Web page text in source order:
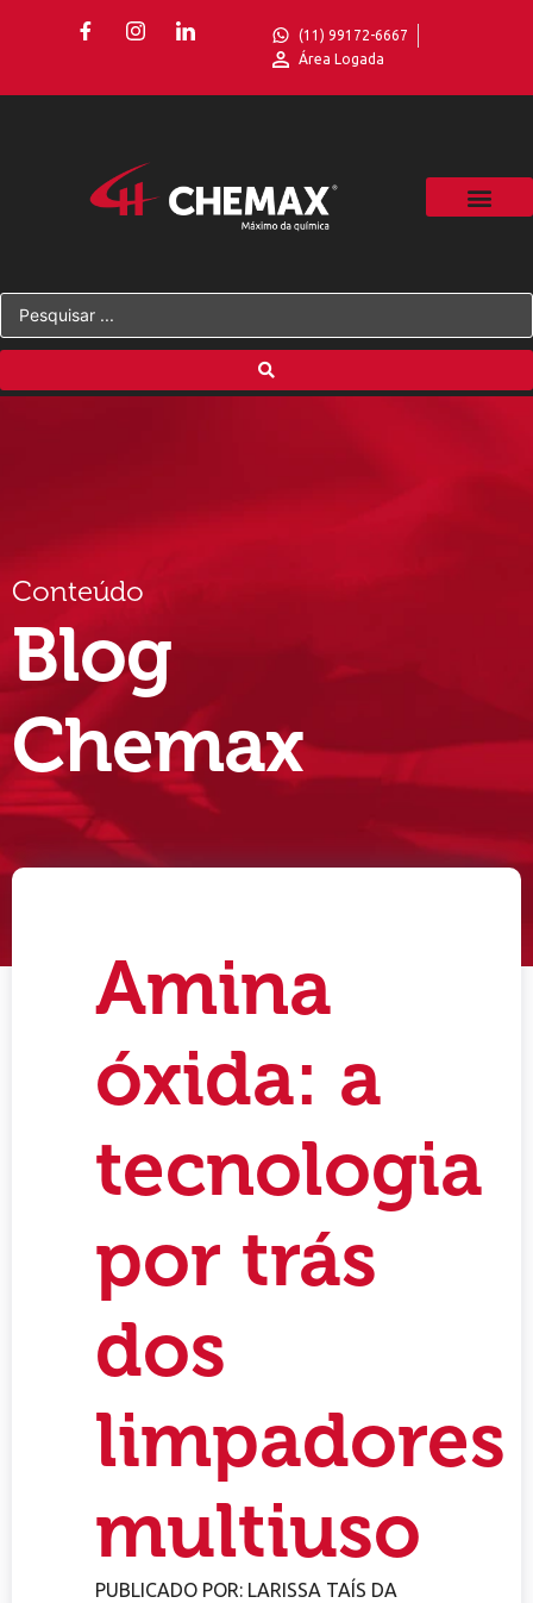
(11) 99172-6667
Área Logada
Conteúdo
Blog
Chemax
Amina
óxida: a
tecnologia
por trás
dos
limpadores
multiuso
PUBLICADO POR: LARISSA TAÍS DA